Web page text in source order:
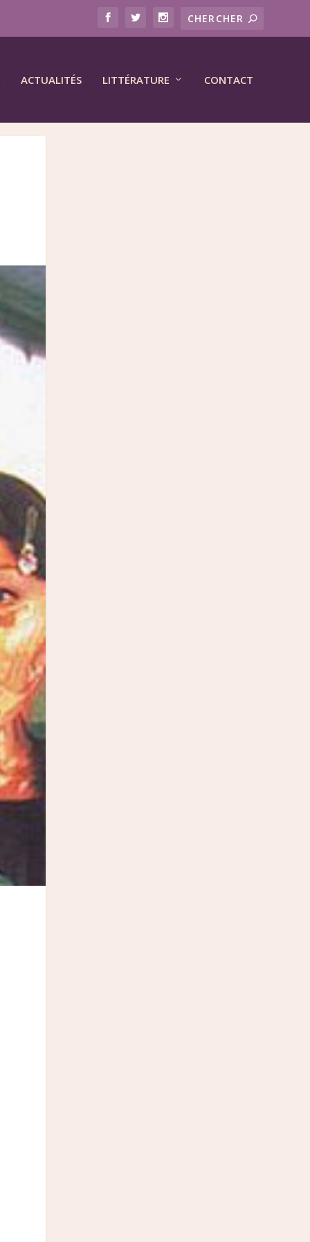
ACTUALITÉS LITTÉRATURE CONTACT